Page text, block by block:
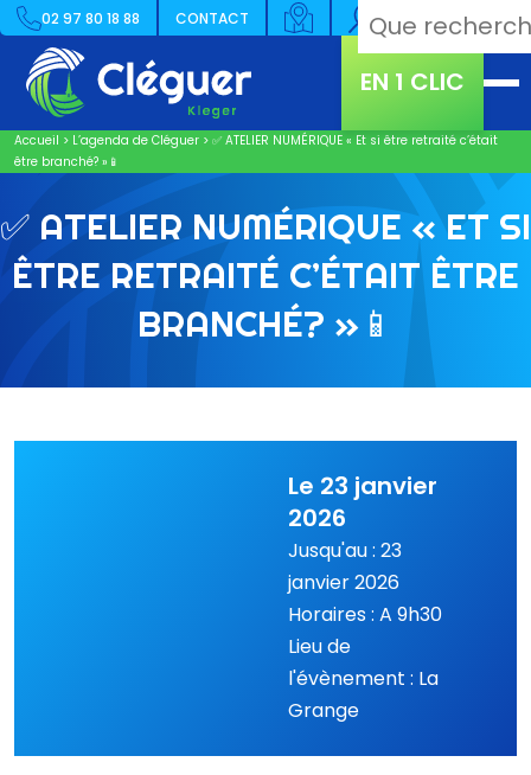
02 97 80 18 88 CONTACT
EN 1 CLIC
Accueil > L’agenda de Cléguer > ✅ ATELIER NUMÉRIQUE « Et si être retraité c’était
être branché? »📱
✅ ATELIER NUMÉRIQUE « ET SI
ÊTRE RETRAITÉ C’ÉTAIT ÊTRE
BRANCHÉ? »📱
Le 23 janvier
2026
Jusqu'au : 23
janvier 2026
Horaires : A 9h30
Lieu de
l'évènement : La
Grange